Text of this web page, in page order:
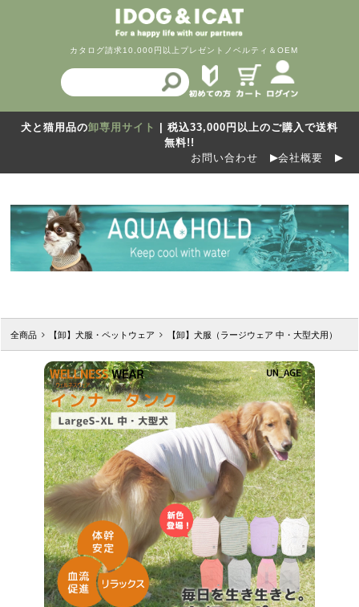
カタログ請求10,000円以上プレゼント ノベルティ＆OEM
犬と猫用品の卸専用サイト
| 税込33,000円以上のご購入で送料
無料!!
お問い合わせ
会社概要
全商品 【卸】犬服・ペットウェア 【卸】犬服（ラージウェア 中・大型犬用）